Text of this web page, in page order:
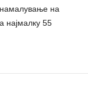
на
најмалку 55